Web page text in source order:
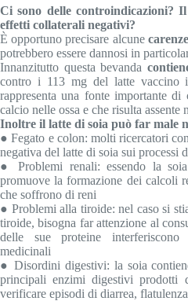
Ci sono delle controindicazioni?
effetti collaterali negativi?
È opportuno precisare alcune
potrebbero essere dannosi in
Innanzitutto questa bevanda
contro i 113 mg del latte vaccino
rappresenta una fonte importante
calcio nelle ossa e che risulta assente
Inoltre il latte di soia può far male
● Fegato e colon: molti ricercatori
negativa del latte di soia sui processi
● Problemi renali: essendo la
promuove la formazione dei calcoli
che soffrono di reni
● Problemi alla tiroide: nel caso si
tiroide, bisogna far attenzione al
delle sue proteine
medicinali
● Disordini digestivi: la soia
principali enzimi digestivi prodotti
verificare episodi di diarrea,